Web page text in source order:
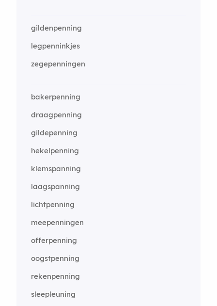
gildenpenning
legpenninkjes
zegepenningen
bakerpenning
draagpenning
gildepenning
hekelpenning
klemspanning
laagspanning
lichtpenning
meepenningen
offerpenning
oogstpenning
rekenpenning
sleepleuning